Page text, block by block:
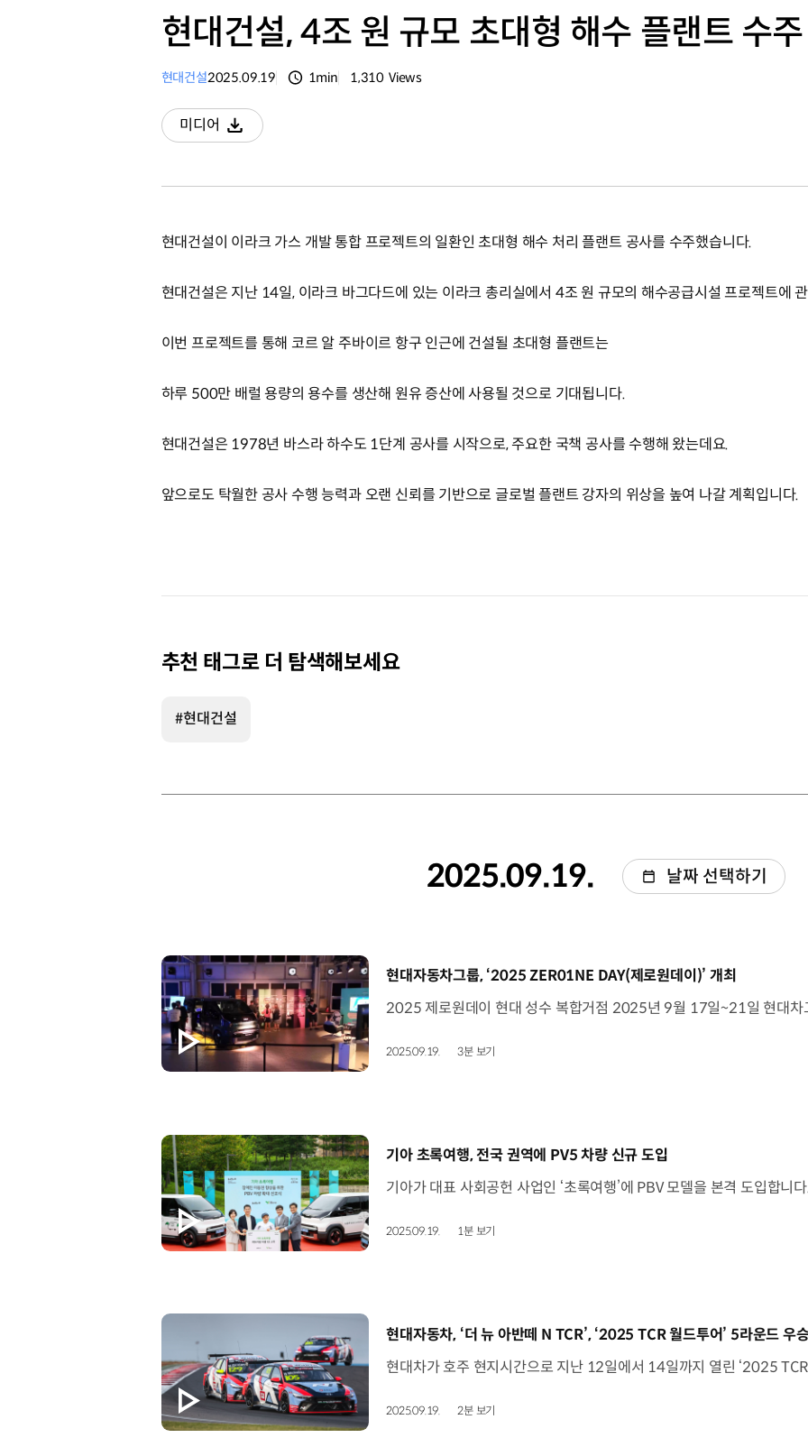
현대건설, 4조 원 규모 초대형 해수 플랜트 수주
현대건설2025.09.19 1min 1,310 Views
미디어
다운로드
현대건설이 이라크 가스 개발 통합 프로젝트의 일환인 초대형 해수 처리 플랜트 공사를 수주했습니다.
현대건설은 지난 14일, 이라크 바그다드에 있는 이라크 총리실에서 4조 원 규모의 해수공급시설 프로젝트에
이번 프로젝트를 통해 코르 알 주바이르 항구 인근에 건설될 초대형 플랜트는
하루 500만 배럴 용량의 용수를 생산해 원유 증산에 사용될 것으로 기대됩니다.
현대건설은 1978년 바스라 하수도 1단계 공사를 시작으로, 주요한 국책 공사를 수행해 왔는데요.
앞으로도 탁월한 공사 수행 능력과 오랜 신뢰를 기반으로 글로벌 플랜트 강자의 위상을 높여 나갈 계획입니다.
추천 태그로 더 탐색해보세요
#현대건설
2025.09.19. 날짜 선택하기
[동영상]
현대자동차그룹, ‘2025 ZER01NE DAY(제로원데이)’ 개최
2025.09.19. 3분 보기
[동영상]
기아 초록여행, 전국 권역에 PV5 차량 신규 도입
2025.09.19. 1분 보기
[동영상]
현대자동차, ‘더 뉴 아반떼 N TCR’, ‘2025 TCR 월드투어’ 5라운드 우
2025.09.19. 2분 보기